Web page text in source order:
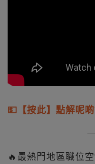
💵【按此】點解呢
🔥最熱門地區職位